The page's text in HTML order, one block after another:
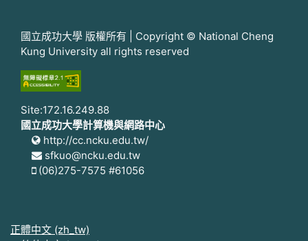
國立成功大學 版權所有 | Copyright © National Cheng
Kung University all rights reserved
Site:172.16.249.88
國立成功大學計算機與網路中心
http://cc.ncku.edu.tw/
sfkuo@ncku.edu.tw
(06)275-7575 #61056
正體中文 ‎(zh_tw)‎